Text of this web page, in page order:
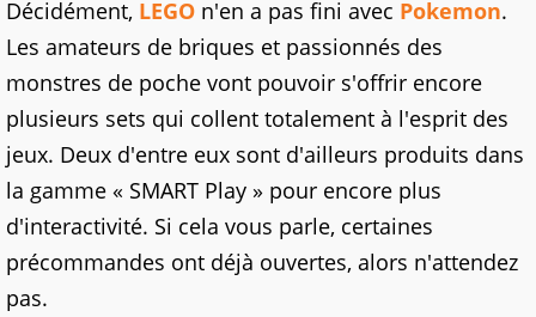
Décidément, LEGO n'en a pas fini avec Pokemon.
Les amateurs de briques et passionnés des
monstres de poche vont pouvoir s'offrir encore
plusieurs sets qui collent totalement à l'esprit des
jeux. Deux d'entre eux sont d'ailleurs produits dans
la gamme « SMART Play » pour encore plus
d'interactivité. Si cela vous parle, certaines
précommandes ont déjà ouvertes, alors n'attendez
pas.